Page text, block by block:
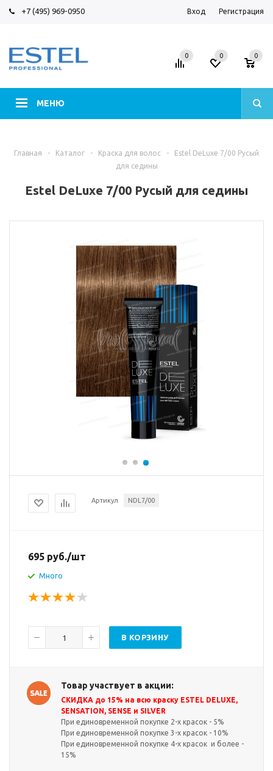
+7 (495) 969-0950 Вход Регистрация
МЕНЮ
0 0 0
Главная - Каталог - Краска для волос -
Estel DeLuxe 7/00 Русый
для седины
Estel DeLuxe 7/00 Русый для седины
Артикул NDL7/00
695 руб./шт
Много
В КОРЗИНУ
Товар участвует в акции:
СКИДКА до 15% на всю краску ESTEL DELUXE,
SENSATION, SENSE и SILVER
При единовременной покупке 2-х красок - 5%
При единовременной покупке 3-х красок - 10%
При единовременной покупке 4-х красок и более -
15%